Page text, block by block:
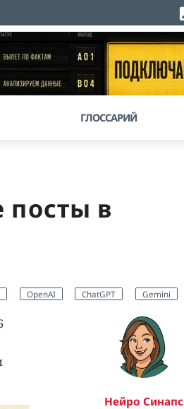
ГЛОССАРИЙ
посты в
OpenAI ChatGPT Gemini
Нейро Синапс